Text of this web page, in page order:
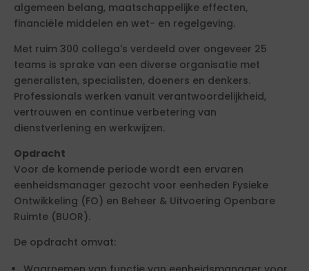
algemeen belang, maatschappelijke effecten,
financiële middelen en wet- en regelgeving.
Met ruim 300 collega's verdeeld over ongeveer 25
teams is sprake van een diverse organisatie met
generalisten, specialisten, doeners en denkers.
Professionals werken vanuit verantwoordelijkheid,
vertrouwen en continue verbetering van
dienstverlening en werkwijzen.
Opdracht
Voor de komende periode wordt een ervaren
eenheidsmanager gezocht voor eenheden Fysieke
Ontwikkeling (FO) en Beheer & Uitvoering Openbare
Ruimte (BUOR).
De opdracht omvat: